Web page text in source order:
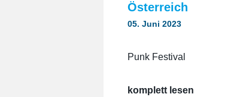
Österreich
05. Juni 2023
Punk Festival
„SBÄM
komplett lesen